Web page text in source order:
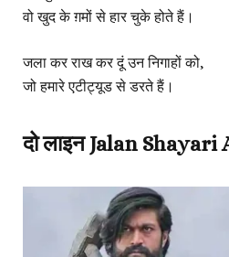
वो खुद के ग़मों से हार चुके होते हैं।
जला कर राख कर दूं उन निगाहों को,
जो हमारे एटीट्यूड से डरते हैं।
दो लाइन Jalan